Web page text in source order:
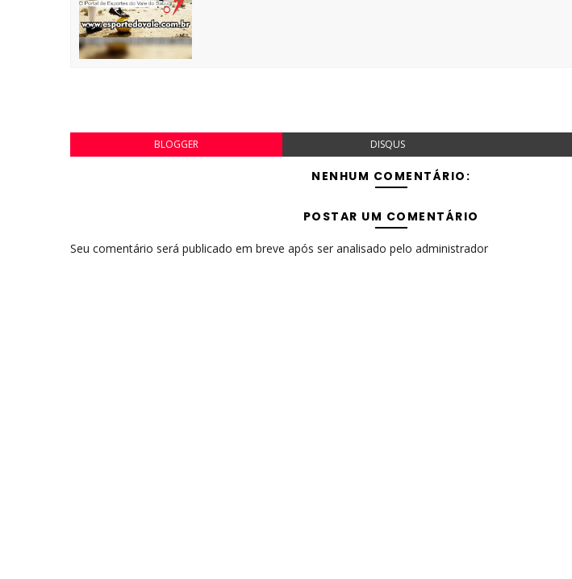
BLOGGER DISQUS
NENHUM COMENTÁRIO:
POSTAR UM COMENTÁRIO
Seu comentário será publicado em breve após ser analisado pelo administrador